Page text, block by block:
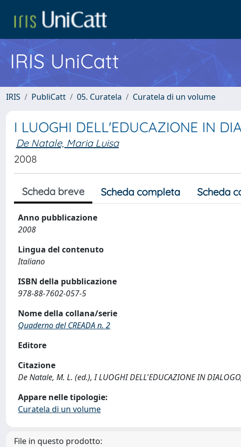
IRIS UniCatt
IRIS PubliCatt 05. Curatela Curatela di un volume
I LUOGHI DELL'EDUCAZIONE IN
De Natale, Maria Luisa
2008
Scheda breve Scheda completa Scheda
Anno pubblicazione
2008
Lingua del contenuto
Italiano
ISBN della pubblicazione
978-88-7602-057-5
Nome della collana/serie
Quaderno del CREADA n. 2
Editore
Citazione
De Natale, M. L. (ed.), I LUOGHI DELL'EDUCAZIONE IN
Appare nelle tipologie:
Curatela di un volume
File in questo prodotto: